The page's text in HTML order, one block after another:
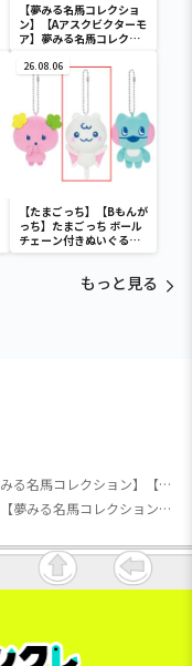
【夢みる名馬コレクショ
ン】【Aアスクビクターモ
ア】夢みる名馬コレクシ
ビクターモア・メジロマ
ックイーン・ライスシャ
ワー～
26.08.06
【たまごっち】【Bもんが
っち】たまごっち ボール
チェーン付きぬいぐるみ
～Tamagotchi
もっと見る
【夢みる名馬コレクション】【Cソダシ】夢みる名馬コレクション マスコット①
【夢みる名馬コレクション】【Cソダシ】夢みる名馬コレクション マスコット①